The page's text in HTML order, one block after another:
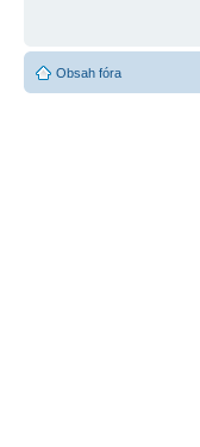
Obsah fóra